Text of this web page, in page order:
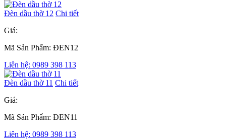
Đèn dầu thờ 12 Chi tiết
Giá:
Mã Sản Phẩm: ĐEN12
Liên hệ: 0989 398 113
Đèn dầu thờ 11 Chi tiết
Giá:
Mã Sản Phẩm: ĐEN11
Liên hệ: 0989 398 113